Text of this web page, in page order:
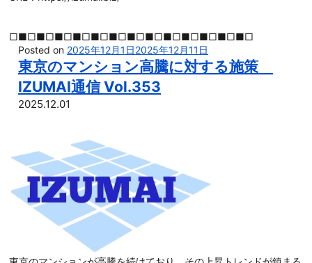
□■□■□■□■□■□■□■□■□■□■□■□■□■□
Posted on 2025年12月1日2025年12月11日
東京のマンション高騰に対する施策
IZUMAI通信 Vol.353
2025.12.01